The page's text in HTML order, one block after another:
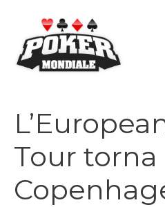
contenuto
Tour torna